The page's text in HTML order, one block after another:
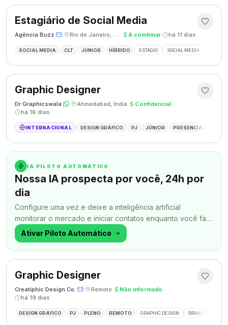
Estagiário de Social Media
Agência Buzz· · Rio de Janeiro, Brasil · A combinar· há 11 dias
SOCIAL MEDIA CLT JÚNIOR HÍBRIDO ESTÁGIO SOCIAL MEDIA
Graphic Designer
Dr Graphicswala· · Ahmedabad, Índia· Confidencial·
há 16 dias
INTERNACIONAL DESIGN GRÁFICO PJ JÚNIOR PRESENCIAL
IA PILOTO AUTOMÁTICO
Nossa IA prospecta por você, 24h por
dia
Configure uma vez e deixe a inteligência artificial
monitorar o mercado e iniciar contatos enquanto você faz
outra coisa.
Ativar Piloto Automático
Graphic Designer
Creatiphic Design Co.· · Remoto· Não informado·
há 19 dias
DESIGN GRÁFICO PJ PLENO REMOTO GRAPHIC DESIGN BRANDING